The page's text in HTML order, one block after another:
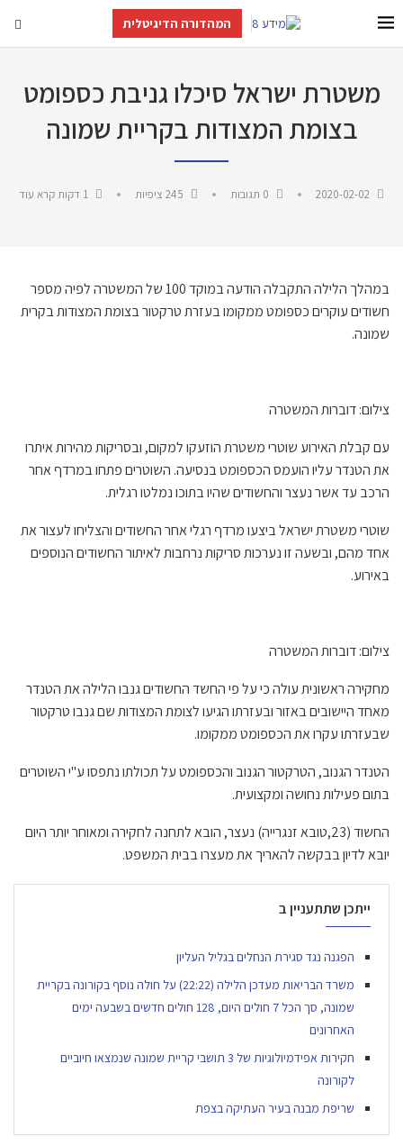
המהדורה הדיגיטלית
משטרת ישראל סיכלו גניבת כספומט
בצומת המצודות בקריית שמונה
2020-02-02
245 ציפיות
במהלך הלילה התקבלה הודעה במוקד 100 של המשטרה לפיה מספר
חשודים עוקרים כספומט ממקומו בעזרת טרקטור בצומת המצודות בקרית
שמונה.
צילום: דוברות המשטרה
עם קבלת האירוע שוטרי משטרת הוזעקו למקום, ובסריקות מהירות איתרו
את הטנדר עליו הועמס הכספומט בנסיעה. השוטרים פתחו במרדף אחר
הרכב עד אשר נעצר והחשודים שהיו בתוכו נמלטו רגלית.
שוטרי משטרת ישראל ביצעו מרדף רגלי אחר החשודים והצליחו לעצור את
אחד מהם, ובשעה זו נערכות סריקות נרחבות לאיתור החשודים הנוספים
באירוע.
צילום: דוברות המשטרה
מחקירה ראשונית עולה כי על פי החשד החשודים גנבו הלילה את הטנדר
מאחד היישובים באזור ובעזרתו הגיעו לצומת המצודות שם גנבו טרקטור
שבעזרתו עקרו את הכספומט ממקומו.
הטנדר הגנוב, הטרקטור הגנוב והכספומט על תכולתו נתפסו ע"י השוטרים
בתום פעילות נחושה ומקצועית.
החשוד (23,טובא זנגרייה) נעצר, הובא לתחנה לחקירה ומאוחר יותר היום
יובא לדיון בבקשה להאריך את מעצרו בבית המשפט.
ייתכן שתתעניין ב
הפגנה נגד סגירת הנחלים בגליל העליון
משרד הבריאות מעדכן הלילה (22:22) על חולה נוסף בקורונה בקריית
שמונה, סך הכל 7 חולים היום, 128 חולים חדשים בשבעה ימים
האחרונים
חקירות אפידמיולוגיות של 3 תושבי קריית שמונה שנמצאו חיוביים
לקורונה
שריפת מבנה בעיר העתיקה בצפת